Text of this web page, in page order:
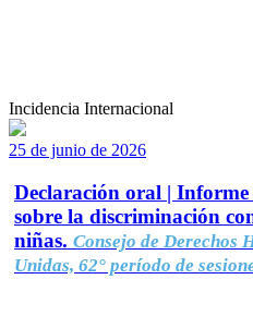
Incidencia Internacional
25 de junio de 2026
Declaración oral |
sobre la discriminación
niñas. Consejo de Derechos
Unidas, 62° período de